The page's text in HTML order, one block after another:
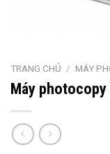
TRANG CHỦ / MÁY
Máy photocopy